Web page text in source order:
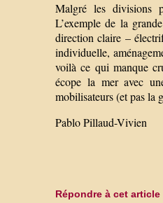
Malgré les divisions
L’exemple de la
direction claire –
individuelle,
voilà ce qui manque
écope la mer avec
mobilisateurs (et pas la
Pablo Pillaud-Vivien
Répondre à cet article